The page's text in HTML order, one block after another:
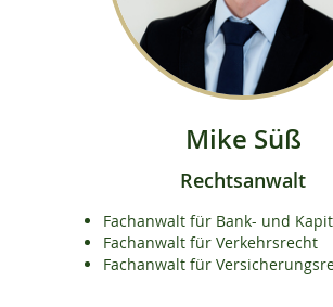
Mike Süß
Rechtsanwalt
Fachanwalt für Bank- und
Fachanwalt für Verkehrsrecht
Fachanwalt für